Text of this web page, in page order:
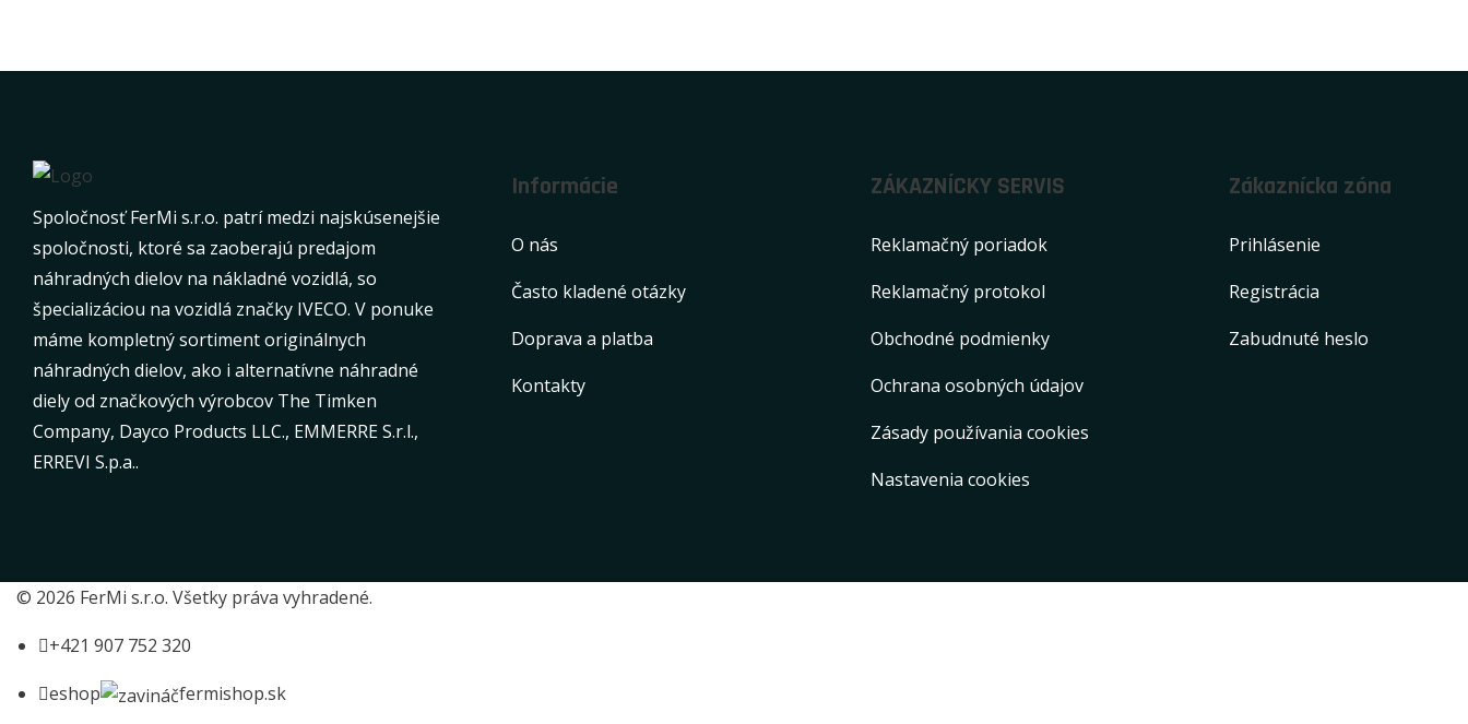
Spoločnosť FerMi s.r.o. patrí medzi najskúsenejšie
spoločnosti, ktoré sa zaoberajú predajom
náhradných dielov na nákladné vozidlá, so
špecializáciou na vozidlá značky IVECO. V ponuke
máme kompletný sortiment originálnych
náhradných dielov, ako i alternatívne náhradné
diely od značkových výrobcov The Timken
Company, Dayco Products LLC., EMMERRE S.r.l.,
ERREVI S.p.a..
Informácie
O nás
Často kladené otázky
Doprava a platba
Kontakty
ZÁKAZNÍCKY SERVIS
Reklamačný poriadok
Reklamačný protokol
Obchodné podmienky
Ochrana osobných údajov
Zásady používania cookies
Nastavenia cookies
Zákaznícka zóna
Prihlásenie
Registrácia
Zabudnuté heslo
© 2026 FerMi s.r.o. Všetky práva vyhradené.
+421 907 752 320
eshop
fermishop.sk